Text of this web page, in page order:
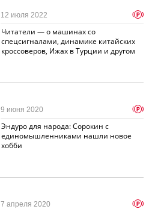
Читатели — о машинах со
спецсигналами, динамике китайских
кроссоверов, Ижах в Турции и другом
12 июля 2022 p
Эндуро для народа: Сорокин с
единомышленниками нашли новое
хобби
9 июня 2020 p
7 апреля 2020 p